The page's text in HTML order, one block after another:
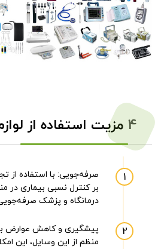
4 مزیت استفاده از
صرفه‌جویی: با استفاده از
بر کنترل نسبی بیماری در
درمانگاه و پزشک
پیشگیری و کاهش عوارض
منظم از این وسایل، این